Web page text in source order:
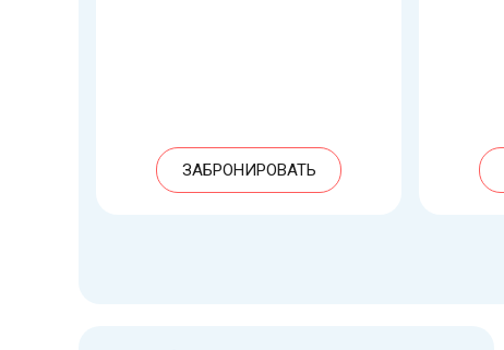
ЗАБРОНИРОВАТЬ